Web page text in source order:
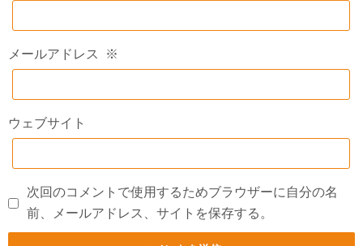
メールアドレス ※
ウェブサイト
次回のコメントで使用するためブラウザーに自分の名
前、メールアドレス、サイトを保存する。